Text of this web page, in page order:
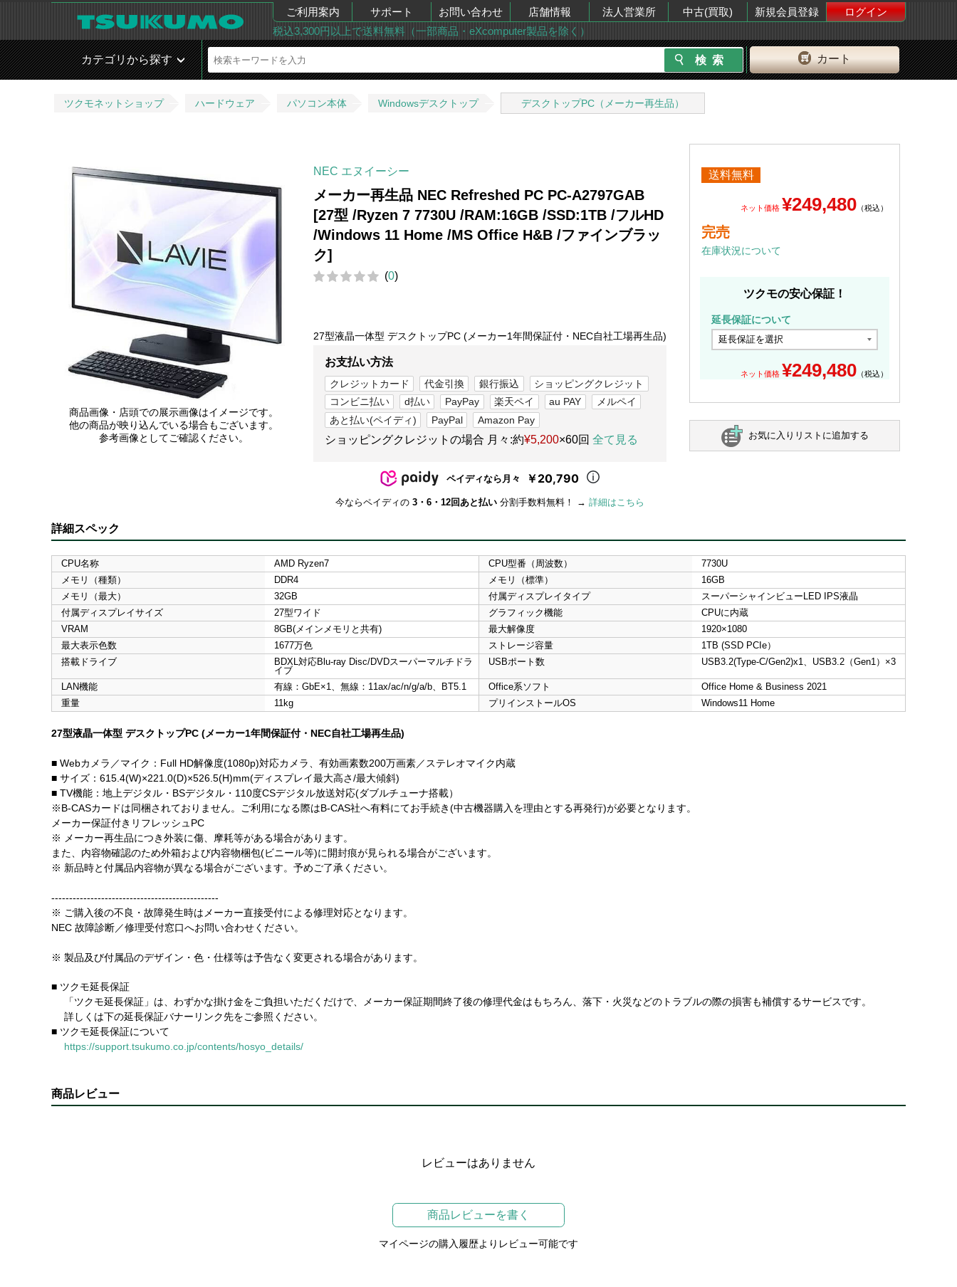
ご利用案内 サポート お問い合わせ 店舗情報 法人営業所 中古(買取) 新規会員登録
ログイン
税込3,300円以上で送料無料（一部商品・eXcomputer製品を除く）
カート
カテゴリから探す
ツクモネットショップ ハードウェア パソコン本体 Windowsデスクトップ デスクトップPC（メーカー再生品）
商品画像・店頭での展示画像はイメージです。
他の商品が映り込んでいる場合もございます。
参考画像としてご確認ください。
NEC エヌイーシー
メーカー再生品 NEC Refreshed PC PC-A2797GAB
[27型 /Ryzen 7 7730U /RAM:16GB /SSD:1TB /フルHD
/Windows 11 Home /MS Office H&B /ファインブラッ
ク]
(0)
27型液晶一体型 デスクトップPC (メーカー1年間保証付・NEC自社工場再生品)
お支払い方法
クレジットカード 代金引換 銀行振込
ショッピングクレジット
コンビニ払い
d払い PayPay 楽天ペイ au PAY
メルペイ
あと払い(ペイディ)
PayPal Amazon Pay
ショッピングクレジットの場合 月々:約¥5,200×60回 全て見る
ペイディなら月々 ￥20,790
今ならペイディの 3・6・12回あと払い 分割手数料無料！ → 詳細はこちら
送料無料
ネット価格 ¥249,480 （税込）
完売
在庫状況について
ツクモの安心保証！
延長保証について
ネット価格 ¥249,480 （税込）
お気に入りリストに追加する
詳細スペック
CPU名称 AMD Ryzen7 CPU型番（周波数）
7730U
メモリ（種類）
DDR4 メモリ（標準）
16GB
メモリ（最大）
32GB 付属ディスプレイタイプ
スーパーシャインビューLED IPS液晶
付属ディスプレイサイズ
27型ワイド グラフィック機能
CPUに内蔵
VRAM
8GB(メインメモリと共有) 最大解像度
1920×1080
最大表示色数
1677万色 ストレージ容量
1TB (SSD PCIe）
搭載ドライブ
BDXL対応Blu-ray Disc/DVDスーパーマルチドラ
イブ
USBポート数 USB3.2(Type-C/Gen2)x1、USB3.2（Gen1）×3
LAN機能 有線：GbE×1、無線：11ax/ac/n/g/a/b、BT5.1 Office系ソフト
Office Home & Business 2021
重量
11kg プリインストールOS Windows11 Home
27型液晶一体型 デスクトップPC (メーカー1年間保証付・NEC自社工場再生品)
■ Webカメラ／マイク：Full HD解像度(1080p)対応カメラ、有効画素数200万画素／ステレオマイク内蔵
■ サイズ：615.4(W)×221.0(D)×526.5(H)mm(ディスプレイ最大高さ/最大傾斜)
■ TV機能：地上デジタル・BSデジタル・110度CSデジタル放送対応(ダブルチューナ搭載）
※B-CASカードは同梱されておりません。ご利用になる際はB-CAS社へ有料にてお手続き(中古機器購入を理由とする再発行)が必要となります。
メーカー保証付きリフレッシュPC
※ メーカー再生品につき外装に傷、摩耗等がある場合があります。
また、内容物確認のため外箱および内容物梱包(ビニール等)に開封痕が見られる場合がございます。
※ 新品時と付属品内容物が異なる場合がございます。予めご了承ください。
-----------------------------------------------
※ ご購入後の不良・故障発生時はメーカー直接受付による修理対応となります。
NEC 故障診断／修理受付窓口へお問い合わせください。
※ 製品及び付属品のデザイン・色・仕様等は予告なく変更される場合があります。
■ ツクモ延長保証
「ツクモ延長保証」は、わずかな掛け金をご負担いただくだけで、メーカー保証期間終了後の修理代金はもちろん、落下・火災などのトラブルの際の損害も補償するサービスです。
詳しくは下の延長保証バナーリンク先をご参照ください。
■ ツクモ延長保証について
https://support.tsukumo.co.jp/contents/hosyo_details/
商品レビュー
レビューはありません
商品レビューを書く
マイページの購入履歴よりレビュー可能です